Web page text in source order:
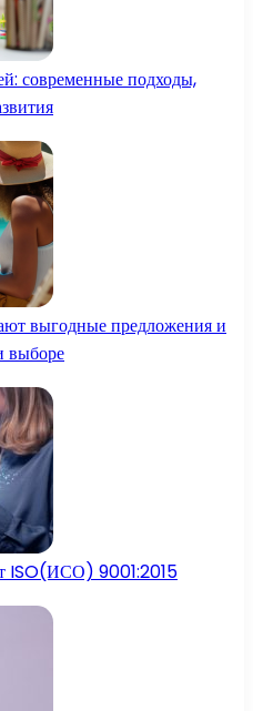
современные подходы,
выгодные предложения и
выборе
ISO(ИСО) 9001:2015